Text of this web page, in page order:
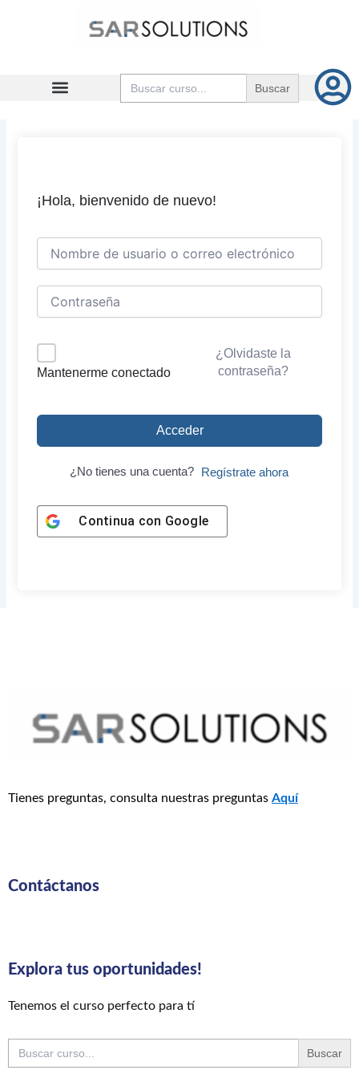
Buscar:
¡Hola, bienvenido de nuevo!
Mantenerme conectado
¿Olvidaste la
contraseña?
Acceder
¿No tienes una cuenta? Regístrate ahora
Continua con Google
Tienes preguntas, consulta nuestras preguntas Aquí
Contáctanos
Explora tus oportunidades!
Tenemos el curso perfecto para tí
Buscar: